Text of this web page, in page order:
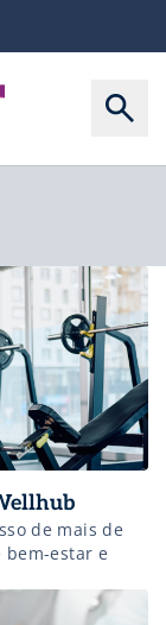
de mais de
bem-estar e